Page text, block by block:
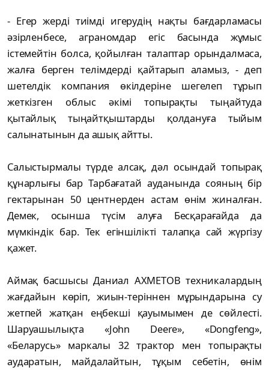
- Егер жерді тиімді игерудің нақты бағдарламасы
әзірленбесе, аграномдар егіс басында жұмыс
істемейтін болса, қойылған талаптар орындалмаса,
жалға берген телімдерді қайтарып аламыз, - деп
шетелдік компания өкілдеріне шегелеп тұрып
жеткізген облыс әкімі топырақты тыңайтуда
қытайлық тыңайтқыштарды қолдануға тыйым
салынатынын да ашық айтты.
Салыстырмалы түрде алсақ, дәл осындай топырақ
құнарлығы бар Тарбағатай ауданында сояның бір
гектарынан 50 центнерден астам өнім жиналған.
Демек, осынша түсім алуға Бесқарағайда да
мүмкіндік бар. Тек егіншілікті талапқа сай жүргізу
қажет.
Аймақ басшысы Даниал АХМЕТОВ техникалардың
жағдайын көріп, жиын-теріннен мұрындарына су
жетпей жатқан еңбекші қауымымен де сөйлесті.
Шаруашылықта «John Deere», «Dongfeng»,
«Беларусь» маркалы 32 трактор мен топырақты
аударатын, майдалайтын, тұқым себетін, өнім